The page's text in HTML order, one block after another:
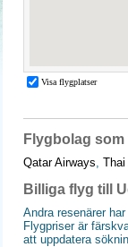
Flygbolag
Qatar Airways, Thai
Billiga flyg till
Andra resenärer
Flygpriser är
att uppdatera